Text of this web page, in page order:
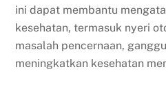
ini dapat membantu
kesehatan, termasuk nyeri
masalah pencernaan,
meningkatkan kesehatan